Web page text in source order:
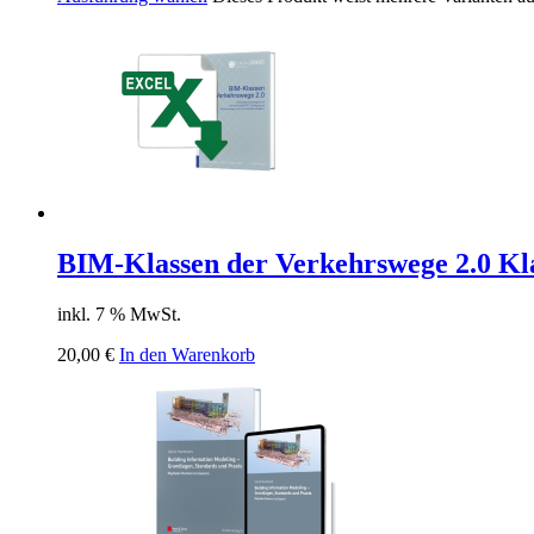
BIM-Klassen der Verkehrswege 2.0
inkl. 7 % MwSt.
20,00 € In den Warenkorb